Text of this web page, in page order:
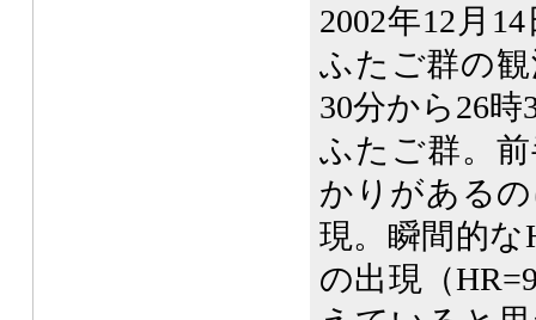
2002年12月
ふたご群の
30分から26
ふたご群。
かりがある
現。瞬間的な
の出現（